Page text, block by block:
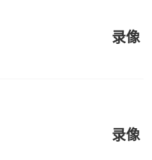
录像
录像